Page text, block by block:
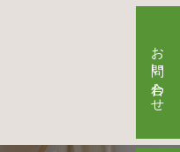
お問い合わせ